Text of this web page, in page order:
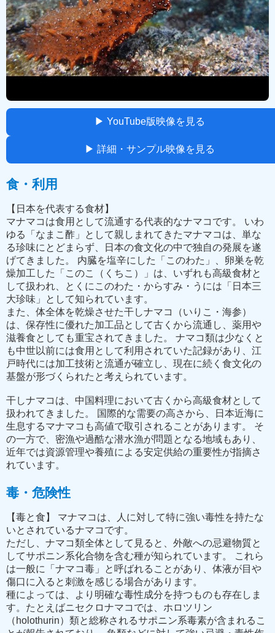
▶ YouTube版映像を見る
▶ 詳細・サンプル映像を見る
食・利用
【日本を代表する食材】
マナマコは食用として流通する代表的なナマコです。 いわ
ゆる「なまこ酢」として親しまれてきたマナマコは、単な
る珍味にとどまらず、日本の食文化の中で独自の発展を遂
げてきました。 内臓を塩辛にした「このわた」、卵巣を乾
燥加工した「このこ（くちこ）」は、いずれも高級食材と
して扱われ、とくにこのわた・からすみ・うには「日本三
大珍味」として知られています。
また、体全体を乾燥させた干しナマコ（いりこ・海参）
は、保存性に優れた加工品として古くから流通し、薬用や
滋養食としても重宝されてきました。 ナマコ類は少なくと
も中世以前には食用として利用されていた記録があり、江
戸時代には加工技術と流通が確立し、現在に続く食文化の
基盤が形づくられたと考えられています。
干しナマコは、中国料理において古くから高級食材として
扱われてきました。 国際的な需要の高さから、日本近海に
生息するマナマコも高値で取引されることがあります。 そ
の一方で、密漁や過酷な潜水漁が問題となる地域もあり、
近年では資源管理や養殖による安定供給の重要性が指摘さ
れています。
毒・危険性
【毒と食】 マナマコは、人に対して特に強い毒性を持たな
いとされているナマコです。
ただし、ナマコ類全体として見ると、外敵への忌避物質と
してサポニン系化合物を含む種が知られています。 これら
は一般に「ナマコ毒」と呼ばれることがあり、体液が目や
傷口に入ると刺激を感じる場合があります。
種によっては、より明確な毒性成分を持つものも存在しま
す。たとえばニセクロナマコでは、ホロツリン
（holothurin）類と総称されるサポニン系毒素が含まれるこ